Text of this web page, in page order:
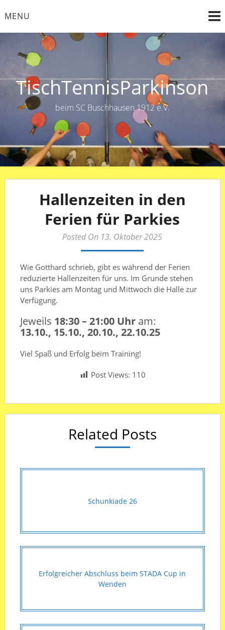
toMENU
TischTennisParkinson
beim SC Buschhausen 1912 e.V.
Hallenzeiten in den
Ferien für Parkies
Posted On 13. Oktober 2025
Wie Gotthard schrieb, gibt es während der Ferien
reduzierte Hallenzeiten für uns. Im Grunde stehen
uns Parkies am Montag und Mittwoch die Halle zur
Verfügung.
Jeweils 18:30 – 21:00 Uhram:
13.10., 15.10., 20.10., 22.10.25
Viel Spaß und Erfolg beim Training!
Post Views: 110
Related Posts
Schunkiade 26
Erfolgreicher Abschluss beim STADA Cup in
Wenden